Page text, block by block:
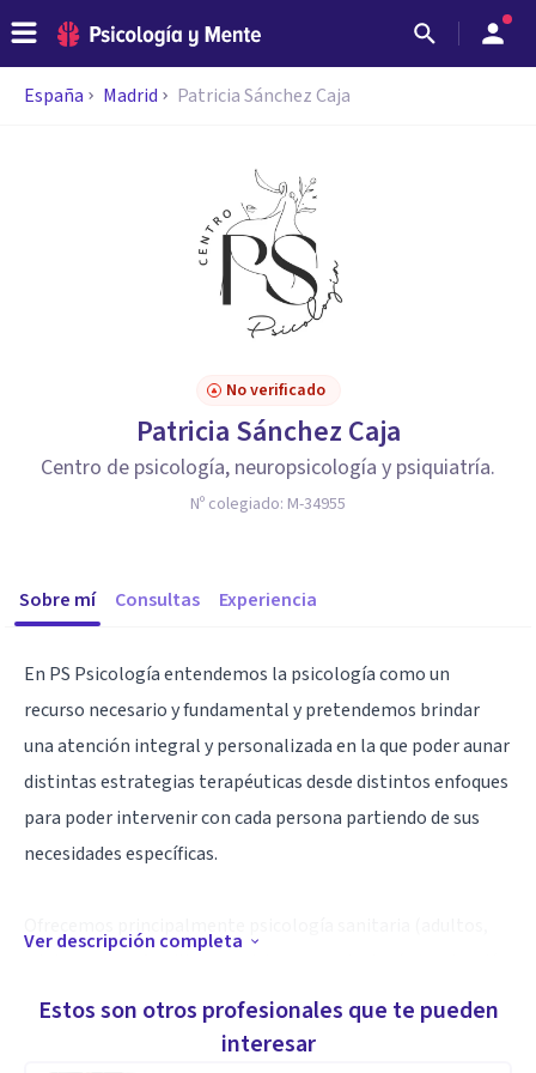
España Madrid Patricia Sánchez Caja
No verificado
Patricia Sánchez Caja
Centro de psicología, neuropsicología y psiquiatría.
Nº colegiado: M-34955
Sobre mí Consultas Experiencia
En PS Psicología entendemos la psicología como un
recurso necesario y fundamental y pretendemos brindar
una atención integral y personalizada en la que poder aunar
distintas estrategias terapéuticas desde distintos enfoques
para poder intervenir con cada persona partiendo de sus
necesidades específicas.
neuropsicológica, informes e intervención con niños y
adultos) y psiquiatría (informes periciales y consulta).
Ver descripción completa
Estos son otros profesionales que te pueden
interesar